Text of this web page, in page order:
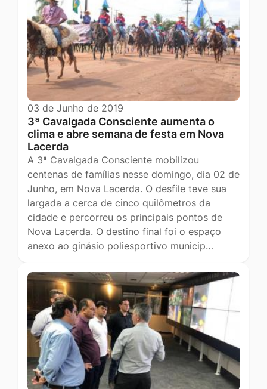
03 de Junho de 2019
3ª Cavalgada Consciente aumenta o
clima e abre semana de festa em Nova
Lacerda
A 3ª Cavalgada Consciente mobilizou
centenas de famílias nesse domingo, dia 02 de
Junho, em Nova Lacerda. O desfile teve sua
largada a cerca de cinco quilômetros da
cidade e percorreu os principais pontos de
Nova Lacerda. O destino final foi o espaço
anexo ao ginásio poliesportivo municip…